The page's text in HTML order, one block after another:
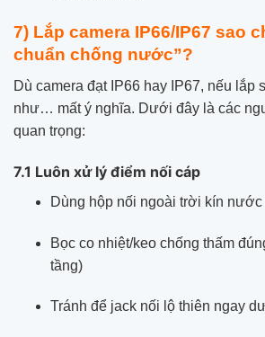
7) Lắp camera IP66/IP67 sao
chuẩn chống nước”?
Dù camera đạt IP66 hay IP67, nếu lắp
như… mất ý nghĩa. Dưới đây là các
quan trọng:
7.1 Luôn xử lý điểm nối cáp
Dùng hộp nối ngoài trời kín nước
Bọc co nhiệt/keo chống thấm
tầng)
Tránh để jack nối lộ thiên ngay